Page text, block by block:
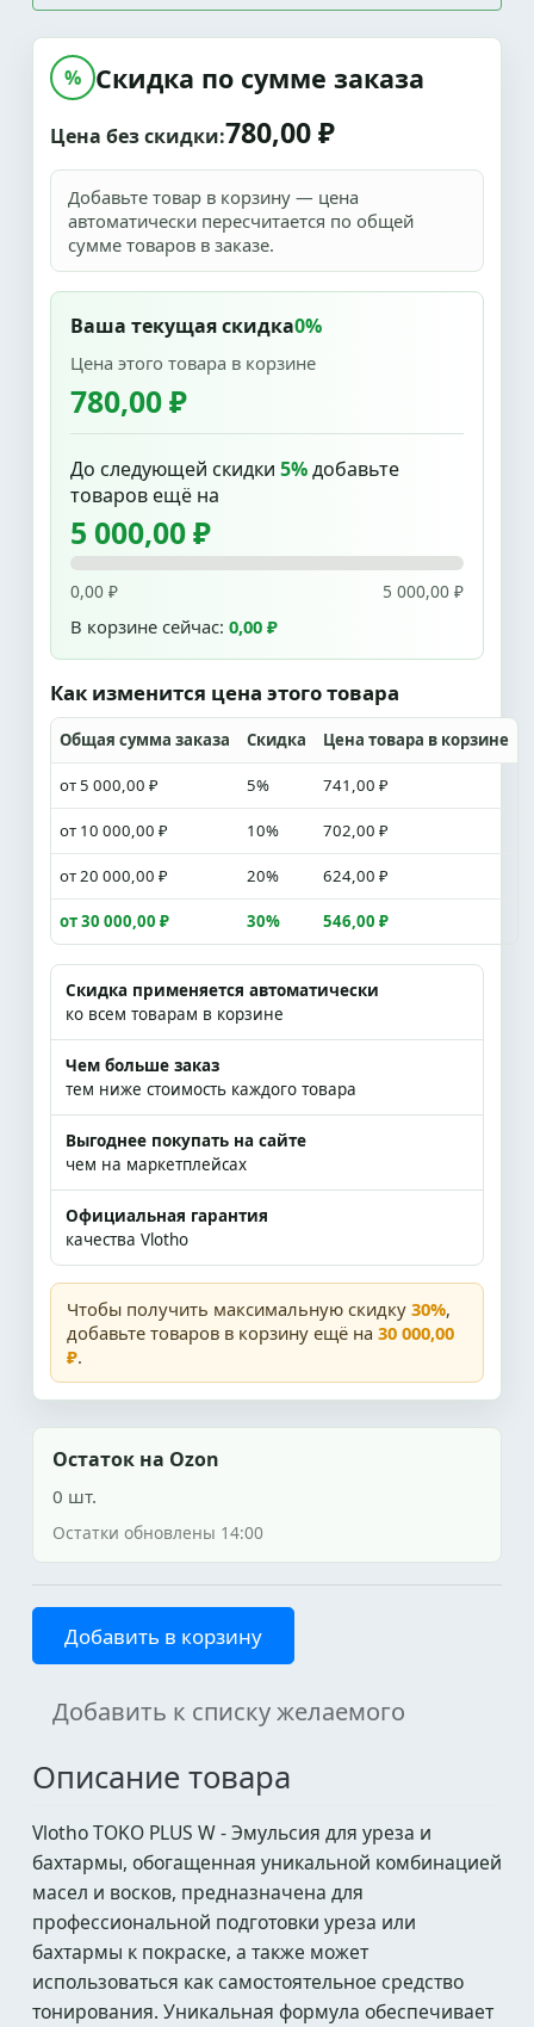
% Скидка по сумме заказа
Цена без скидки:780,00 ₽
Добавьте товар в корзину — цена
автоматически пересчитается по общей
сумме товаров в заказе.
Ваша текущая скидка0%
Цена этого товара в корзине
780,00 ₽
До следующей скидки 5%добавьте
товаров ещё на
5 000,00 ₽
0,00 ₽ 5 000,00 ₽
В корзине сейчас: 0,00 ₽
Как изменится цена этого товара
Общая сумма заказа Скидка Цена товара в корзине
от 5 000,00 ₽ 5% 741,00 ₽
от 10 000,00 ₽ 10% 702,00 ₽
от 20 000,00 ₽ 20% 624,00 ₽
от 30 000,00 ₽ 30% 546,00 ₽
Скидка применяется автоматически
ко всем товарам в корзине
Чем больше заказ
тем ниже стоимость каждого товара
Выгоднее покупать на сайте
чем на маркетплейсах
Официальная гарантия
качества Vlotho
Чтобы получить максимальную скидку 30%,
добавьте товаров в корзину ещё на 30 000,00
₽.
Остаток на Ozon
0 шт.
Остатки обновлены 14:00
Добавить в корзину
Добавить к списку желаемого
Описание товара
Vlotho TOKO PLUS W - Эмульсия для уреза и
бахтармы, обогащенная уникальной комбинацией
масел и восков, предназначена для
профессиональной подготовки уреза или
бахтармы к покраске, а также может
использоваться как самостоятельное средство
тонирования. Уникальная формула обеспечивает